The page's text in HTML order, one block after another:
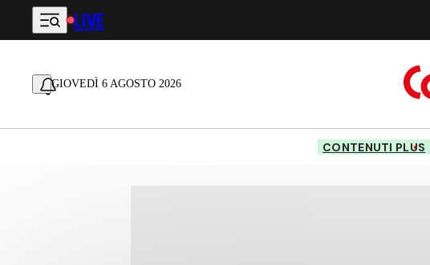
Vai al contenuto principale
LIVE
GIOVEDÌ 6 AGOSTO 2026
CONTENUTI PLUS